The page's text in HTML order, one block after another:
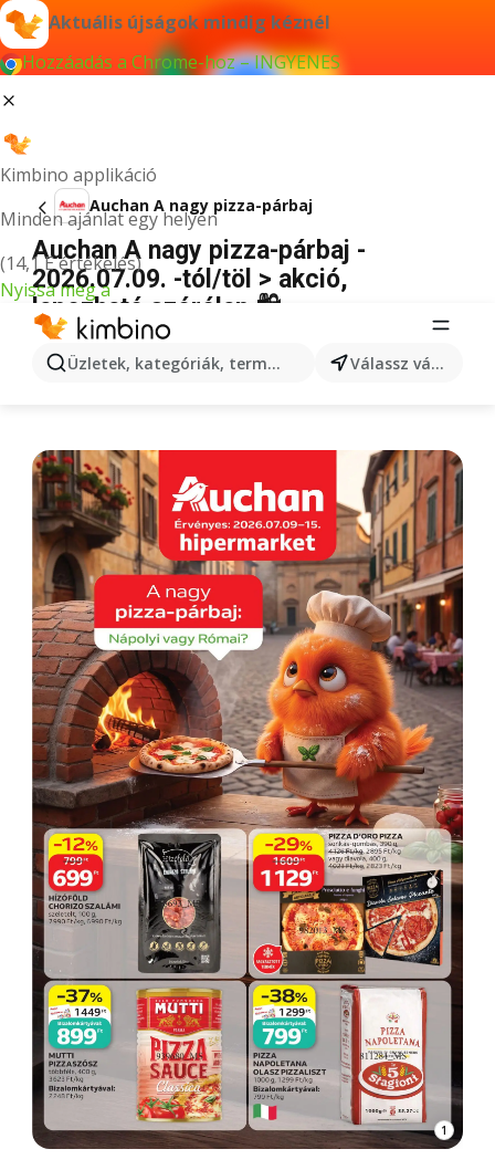
Aktuális újságok mindig kéznél
Hozzáadás a Chrome-hoz – INGYENES
Kimbino applikáció
Minden ajánlat egy helyen
(14,1 E értékelés)
Nyissa meg a
Üzletek, kategóriák, termékek keresése... Válassz várost
Auchan A nagy pizza-párbaj
Auchan A nagy pizza-párbaj -
2026.07.09. -tól/töl > akció,
lapozható szórólap 🛍️
1